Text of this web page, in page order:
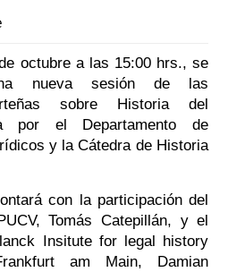
octubre a las 15:00 hrs., se
nueva sesión de las
sobre Historia del
por el Departamento de
y la Cátedra de Historia
con la participación del
Tomás Catepillán, y el
Insitute for legal history
am Main, Damian